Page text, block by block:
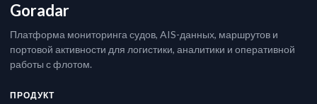
Goradar
Платформа мониторинга судов, AIS-данных, маршрутов и
портовой активности для логистики, аналитики и оперативной
работы с флотом.
ПРОДУКТ